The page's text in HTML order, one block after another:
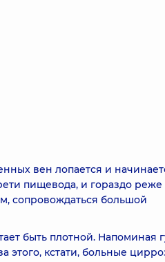
вен лопается и
пищевода, и гораздо
сопровождаться большой
быть плотной. Напоминая
этого, кстати, больные